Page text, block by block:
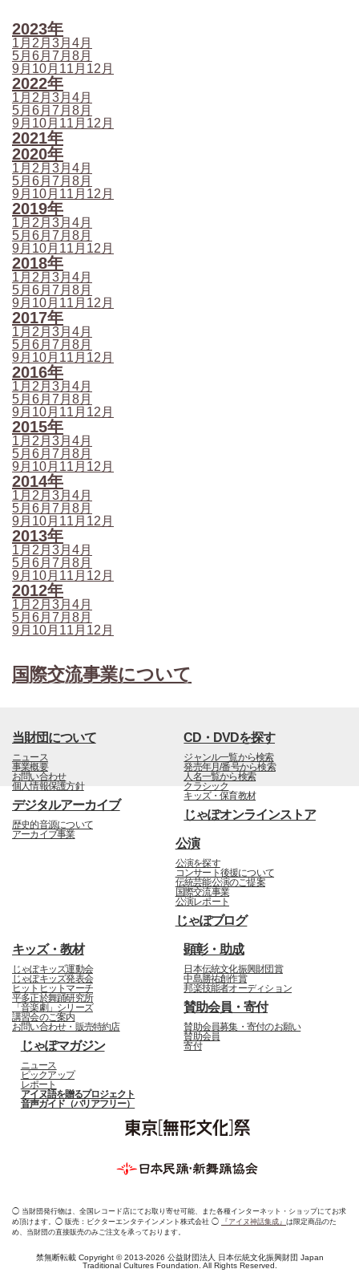
2023年
1月 2月 3月 4月
5月 6月 7月 8月
9月 10月 11月 12月
2022年
1月 2月 3月 4月
5月 6月 7月 8月
9月 10月 11月 12月
2021年
2020年
1月 2月 3月 4月
5月 6月 7月 8月
9月 10月 11月 12月
2019年
1月 2月 3月 4月
5月 6月 7月 8月
9月 10月 11月 12月
2018年
1月 2月 3月 4月
5月 6月 7月 8月
9月 10月 11月 12月
2017年
1月 2月 3月 4月
5月 6月 7月 8月
9月 10月 11月 12月
2016年
1月 2月 3月 4月
5月 6月 7月 8月
9月 10月 11月 12月
2015年
1月 2月 3月 4月
5月 6月 7月 8月
9月 10月 11月 12月
2014年
1月 2月 3月 4月
5月 6月 7月 8月
9月 10月 11月 12月
2013年
1月 2月 3月 4月
5月 6月 7月 8月
9月 10月 11月 12月
2012年
1月 2月 3月 4月
5月 6月 7月 8月
9月 10月 11月 12月
国際交流事業について
当財団について
ニュース
事業概要
お問い合わせ
個人情報保護方針
デジタルアーカイブ
歴史的音源について
アーカイブ事業
CD・DVDを探す
ジャンル一覧から検索
発売年月/番号から検索
人名一覧から検索
クラシック
キッズ・保育教材
じゃぽオンラインストア
公演
公演を探す
コンサート後援について
伝統芸能公演のご提案
国際交流事業
公演レポート
じゃぽブログ
顕彰・助成
日本伝統文化振興財団賞
中島勝祐創作賞
邦楽技能者オーディション
賛助会員・寄付
賛助会員募集・寄付のお願い
賛助会員
寄付
キッズ・教材
じゃぽキッズ運動会
じゃぽキッズ発表会
ヒットヒットマーチ
平多正於舞踊研究所
「音楽劇」シリーズ
講習会のご案内
お問い合わせ・販売特約店
じゃぽマガジン
ニュース
ピックアップ
レポート
アイヌ語を贈るプロジェクト
音声ガイド（バリアフリー）
◯ 当財団発行物は、全国レコード店にてお取り寄せ可能、また各種インターネット・ショップにてお求
め頂けます。◯ 販売：ビクターエンタテインメント株式会社 ◯
『アイヌ神話集成』 は限定商品のた
め、当財団の直接販売のみご注文を承っております。
禁無断転載 Copyright © 2013-2026 公益財団法人 日本伝統文化振興財団 Japan
Traditional Cultures Foundation. All Rights Reserved.